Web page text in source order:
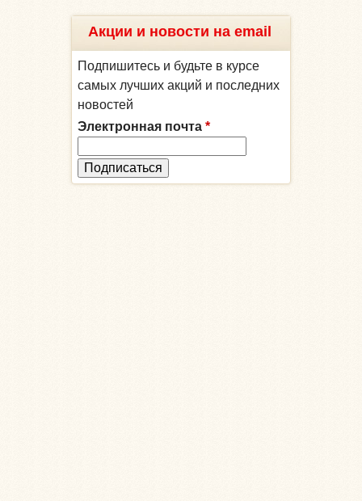
Акции и новости на email
Подпишитесь и будьте в курсе
самых лучших акций и последних
новостей
Электронная почта *